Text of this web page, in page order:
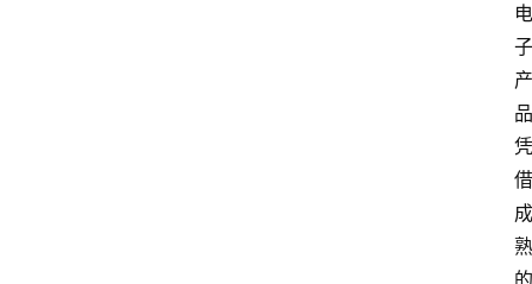
电
子
产
品
凭
借
成
熟
的